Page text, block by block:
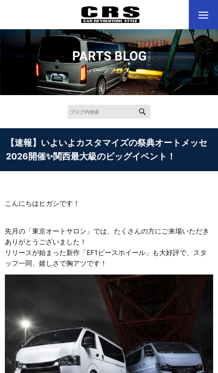
PARTS BLOG
パーツブログ
【速報】いよいよカスタマイズの祭典オートメッセ
2026開催✨関西最大級のビッグイベント！
こんにちはヒガシです！
先月の「東京オートサロン」では、たくさんの方にご来場いただき
ありがとうございました！
リリースが始まった新作「EF1ピースホイール」も大好評で、スタ
ッフ一同、嬉しさで胸アツです！